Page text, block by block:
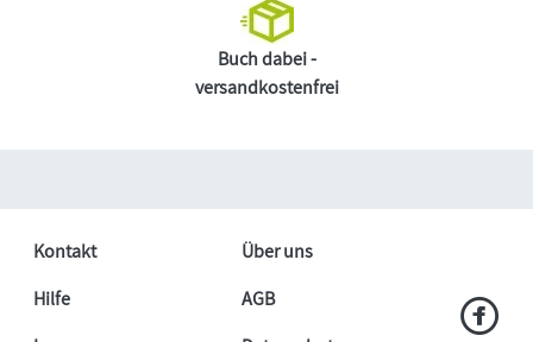
Buch dabei -
versandkostenfrei
Kontakt
Über uns
Hilfe
AGB